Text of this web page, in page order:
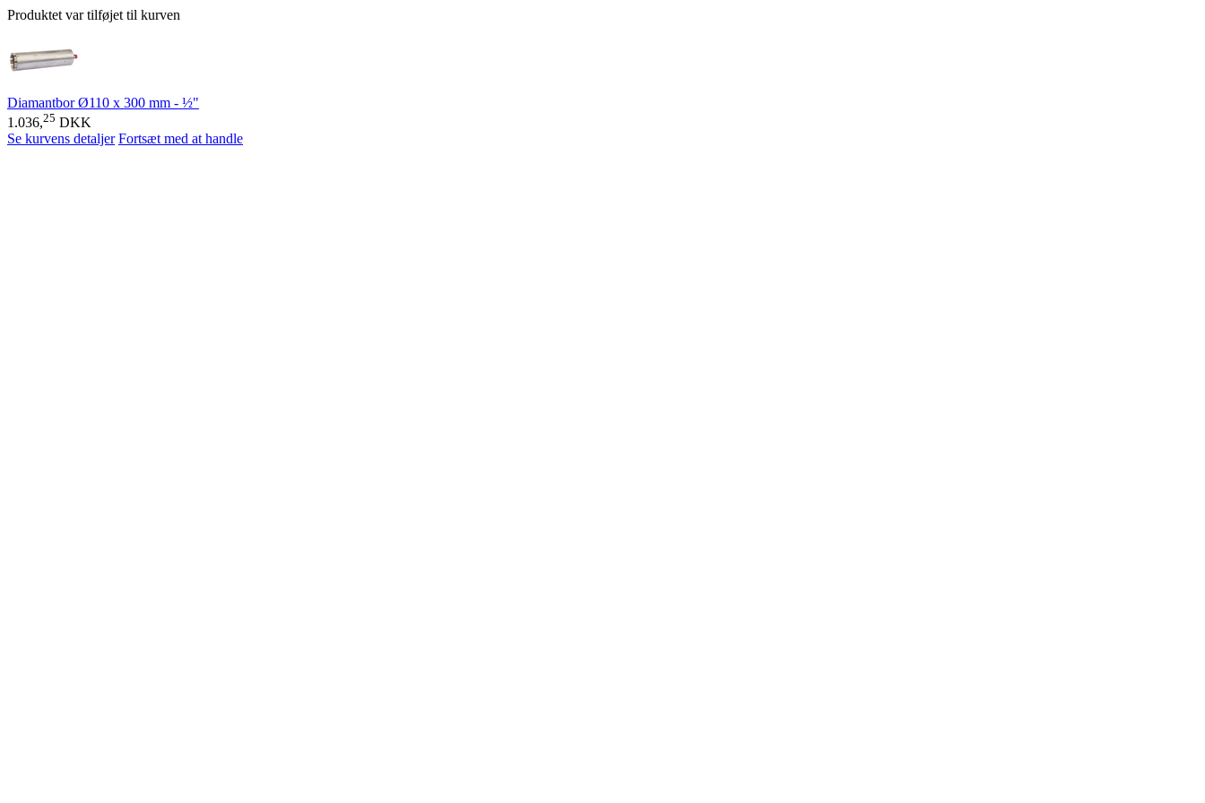
Produktet var tilføjet til kurven
Diamantbor Ø110 x 300 mm - ½"
1.036,25 DKK
Se kurvens detaljer Fortsæt med at handle